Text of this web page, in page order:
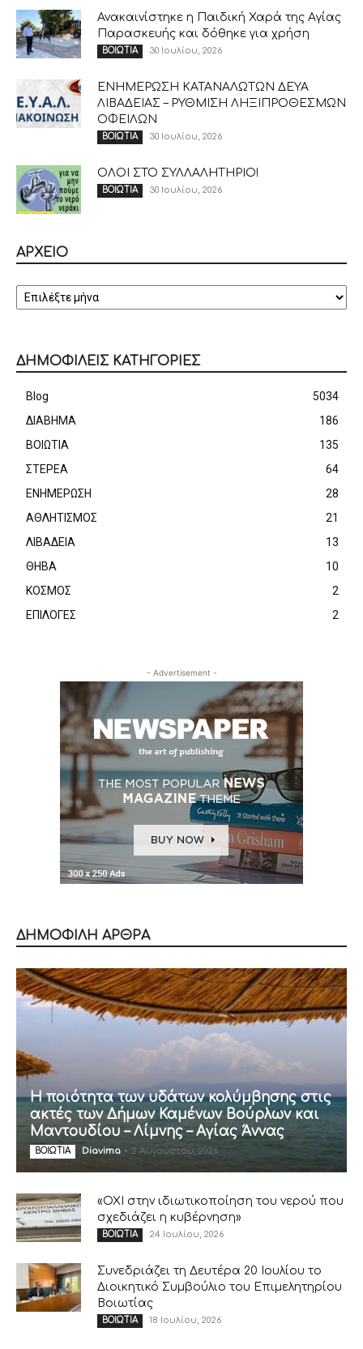
Ανακαινίστηκε η Παιδική Χαρά της Αγίας
Παρασκευής και δόθηκε για χρήση
ΒΟΙΩΤΙΑ 30 Ιουλίου, 2026
ΕΝΗΜΕΡΩΣΗ ΚΑΤΑΝΑΛΩΤΩΝ ΔΕΥΑ
ΛΙΒΑΔΕΙΑΣ – ΡΥΘΜΙΣΗ ΛΗΞΙΠΡΟΘΕΣΜΩΝ
ΟΦΕΙΛΩΝ
ΒΟΙΩΤΙΑ 30 Ιουλίου, 2026
ΟΛΟΙ ΣΤΟ ΣΥΛΛΑΛΗΤΗΡΙΟ!
ΒΟΙΩΤΙΑ 30 Ιουλίου, 2026
ΑΡΧΕΙΟ
ΔΗΜΟΦΙΛΕΙΣ ΚΑΤΗΓΟΡΙΕΣ
Blog
5034
ΔΙΑΒΗΜΑ
186
ΒΟΙΩΤΙΑ
135
ΣΤΕΡΕΑ
64
ΕΝΗΜΕΡΩΣΗ
28
ΑΘΛΗΤΙΣΜΟΣ
21
ΛΙΒΑΔΕΙΑ
13
ΘΗΒΑ
10
ΚΟΣΜΟΣ
2
ΕΠΙΛΟΓΕΣ
2
- Advertisement -
ΔΗΜΟΦΙΛΗ ΑΡΘΡΑ
Η ποιότητα των υδάτων κολύμβησης στις
ακτές των Δήμων Καμένων Βούρλων και
Μαντουδίου – Λίμνης – Αγίας Άννας
ΒΟΙΩΤΙΑ Diavima - 2 Αυγούστου, 2026
«ΟΧΙ στην ιδιωτικοποίηση του νερού που
σχεδιάζει η κυβέρνηση»
ΒΟΙΩΤΙΑ 24 Ιουλίου, 2026
Συνεδριάζει τη Δευτέρα 20 Ιουλίου το
Διοικητικό Συμβούλιο του Επιμελητηρίου
Βοιωτίας
ΒΟΙΩΤΙΑ 18 Ιουλίου, 2026